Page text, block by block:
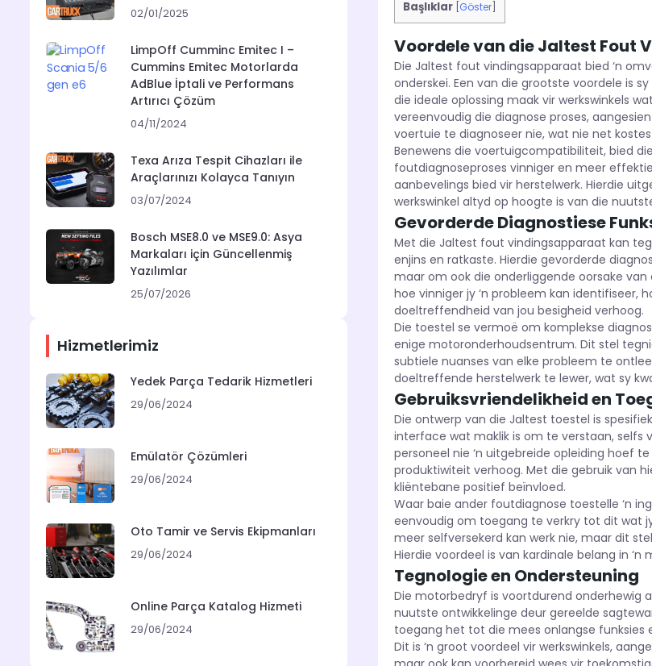
02/01/2025
LimpOff Cumminc Emitec I –
Cummins Emitec Motorlarda
AdBlue İptali ve Performans
Artırıcı Çözüm
04/11/2024
Texa Arıza Tespit Cihazları ile
Araçlarınızı Kolayca Tanıyın
03/07/2024
Bosch MSE8.0 ve MSE9.0: Asya
Markaları için Güncellenmiş
Yazılımlar
25/07/2026
Hizmetlerimiz
Yedek Parça Tedarik Hizmetleri
29/06/2024
Emülatör Çözümleri
29/06/2024
Oto Tamir ve Servis Ekipmanları
29/06/2024
Online Parça Katalog Hizmeti
29/06/2024
Başlıklar Göster]
Voordele van die Jaltest Fout
Die Jaltest fout vindingsapparaat bied ‘n
onderskei. Een van die grootste voordele is
die ideale oplossing maak vir werkswinkels
vereenvoudig die diagnose proses,
voertuie te diagnoseer nie, wat nie net
Benewens die voertuigcompatibiliteit, bied
foutdiagnoseproses vinniger en meer
aanbevelings bied vir herstelwerk. Hierdie
werkswinkel altyd op hoogte is van die
Gevorderde Diagnostiese
Met die Jaltest fout vindingsapparaat kan
enjins en ratkaste. Hierdie gevorderde
maar om ook die onderliggende oorsake
hoe vinniger jy ‘n probleem kan identifiseer,
doeltreffendheid van jou besigheid verhoog.
Die toestel se vermoë om komplekse
enige motoronderhoudsentrum. Dit stel
subtiele nuanses van elke probleem te
doeltreffende herstelwerk te lewer, wat sy
Gebruiksvriendelikheid en
Die ontwerp van die Jaltest toestel is
interface wat maklik is om te verstaan, selfs
personeel nie ‘n uitgebreide opleiding hoef
produktiwiteit verhoog. Met die gebruik van
kliëntebane positief beïnvloed.
Waar baie ander foutdiagnose toestelle ‘n
eenvoudig om toegang te verkry tot dit wat
meer selfversekerd kan werk nie, maar dit
Hierdie voordeel is van kardinale belang in
Tegnologie en Ondersteuning
Die motorbedryf is voortdurend onderhewig
nuutste ontwikkelinge deur gereelde
toegang het tot die mees onlangse
Dit is ‘n groot voordeel vir werkswinkels,